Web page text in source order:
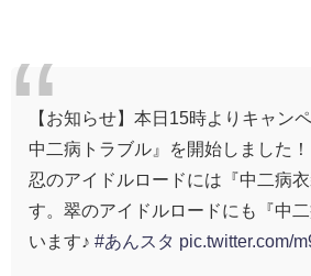
【お知らせ】本日15時よりキャン
中二病トラブル』を開始しました！
忍のアイドルロードには『中二病
す。翠のアイドルロードにも『中
います♪ #あんスタ pic.twitter.com/